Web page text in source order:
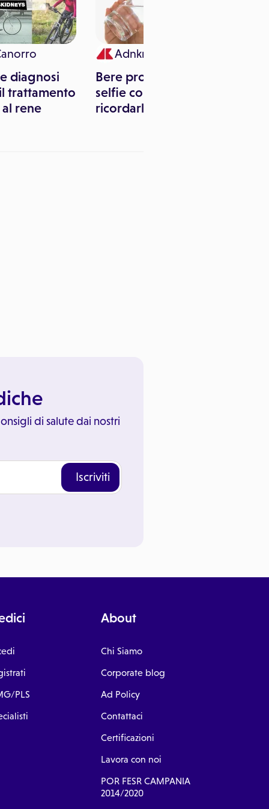
diagnosi
trattamento
rene
Adnkronos Salute
Bere protegge i reni, un
selfie con l'acqua per
ricordarlo
di salute dai nostri
Iscriviti
PLS
About
Chi Siamo
Corporate blog
Ad Policy
Contattaci
Certificazioni
Lavora con noi
POR FESR CAMPANIA
2014/2020